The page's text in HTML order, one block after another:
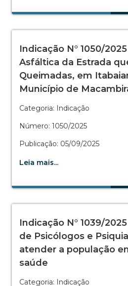
Indicação N° 1050/
Asfáltica da Estrada
Queimadas, em
Município de
Categoria: Indicação
Número: 1050/2025
Publicação: 05/09/2025
Leia mais...
Indicação N° 1039/
de Psicólogos e
atender a população
saúde
Categoria: Indicação